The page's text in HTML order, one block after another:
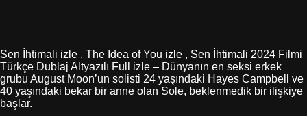
Sen İhtimali izle , The Idea of You izle , Sen İhtimali 2024 Filmi
Türkçe Dublaj Altyazılı Full izle – Dünyanın en seksi erkek
grubu August Moon’un solisti 24 yaşındaki Hayes Campbell ve
40 yaşındaki bekar bir anne olan Sole, beklenmedik bir ilişkiye
başlar.